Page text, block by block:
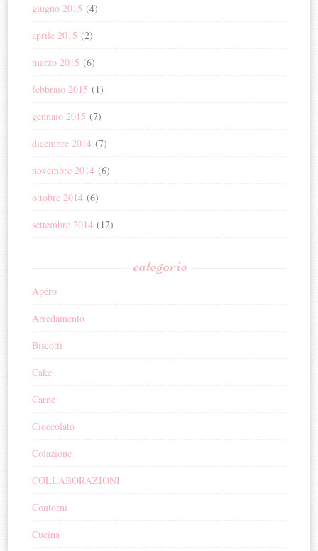
giugno 2015 (4)
aprile 2015 (2)
marzo 2015 (6)
febbraio 2015 (1)
gennaio 2015 (7)
dicembre 2014 (7)
novembre 2014 (6)
ottobre 2014 (6)
settembre 2014 (12)
categorie
Apéro
Arredamento
Biscotti
Cake
Carne
Cioccolato
Colazione
COLLABORAZIONI
Contorni
Cucina